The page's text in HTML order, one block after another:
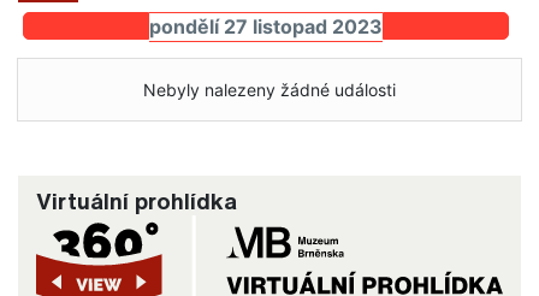
pondělí 27 listopad 2023
Nebyly nalezeny žádné události
Virtuální prohlídka